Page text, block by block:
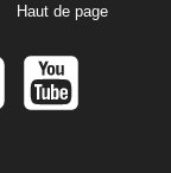
Haut de page